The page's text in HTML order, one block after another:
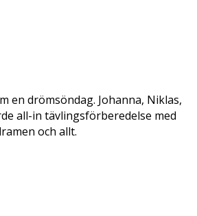
en drömsöndag. Johanna, Niklas,
all-in tävlingsförberedelse med
och allt.